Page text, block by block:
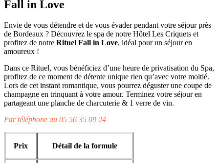
Fall in Love
Envie de vous détendre et de vous évader pendant votre séjour près
de Bordeaux ? Découvrez le spa de notre Hôtel Les Criquets et
profitez de notre Rituel Fall in Love, idéal pour un séjour en
amoureux !
Dans ce Rituel, vous bénéficiez d’une heure de privatisation du Spa,
profitez de ce moment de détente unique rien qu’avec votre moitié.
Lors de cet instant romantique, vous pourrez déguster une coupe de
champagne en trinquant à votre amour. Terminez votre séjour en
partageant une planche de charcuterie & 1 verre de vin.
Par téléphone au 05 56 35 09 24
Prix Détail de la formule